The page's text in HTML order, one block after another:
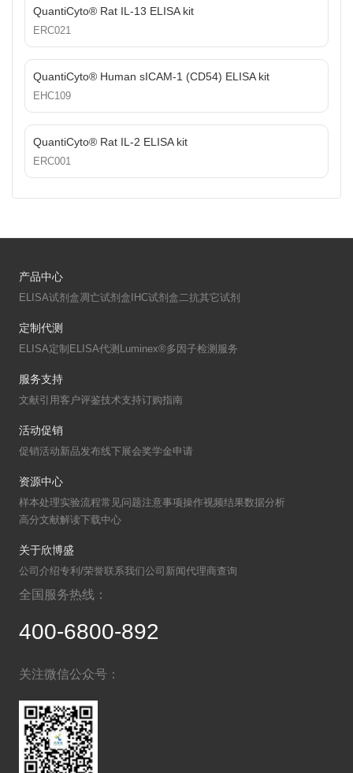
QuantiCyto® Rat IL-13 ELISA kit
ERC021
QuantiCyto® Human sICAM-1 (CD54) ELISA kit
EHC109
QuantiCyto® Rat IL-2 ELISA kit
ERC001
产品中心
ELISA试剂盒凋亡试剂盒IHC试剂盒 二抗其它试剂
定制代测
ELISA定制ELISA代测Luminex®多因子检测服务
服务支持
文献引用客户评鉴技术支持订购指南
活动促销
促销活动新品发布线下展会奖学金申请
资源中心
样本处理实验流程常见问题注意事项操作视频结果数据分析
高分文献解读下载中心
关于欣博盛
公司介绍专利/荣誉联系我们公司新闻代理商查询
全国服务热线：
400-6800-892
关注微信公众号：